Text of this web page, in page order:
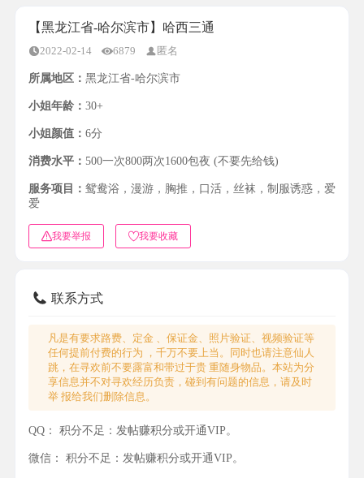
【黑龙江省-哈尔滨市】哈西三通
2022-02-14 6879 匿名
所属地区： 黑龙江省-哈尔滨市
小姐年龄： 30+
小姐颜值： 6分
消费水平： 500一次800两次1600包夜 (不要先给钱)
服务项目： 鸳鸯浴，漫游，胸推，口活，丝袜，制服诱惑，爱
爱
我要举报 我要收藏
联系方式
凡是有要求路费、定金 、保证金、照片验证、视频验证等
任何提前付费的行为 ，千万不要上当。同时也请注意仙人
跳，在寻欢前不要露富和带过于贵 重随身物品。本站为分
享信息并不对寻欢经历负责，碰到有问题的信息，请及时
举 报给我们删除信息。
QQ： 积分不足：发帖赚积分或开通VIP。
微信： 积分不足：发帖赚积分或开通VIP。